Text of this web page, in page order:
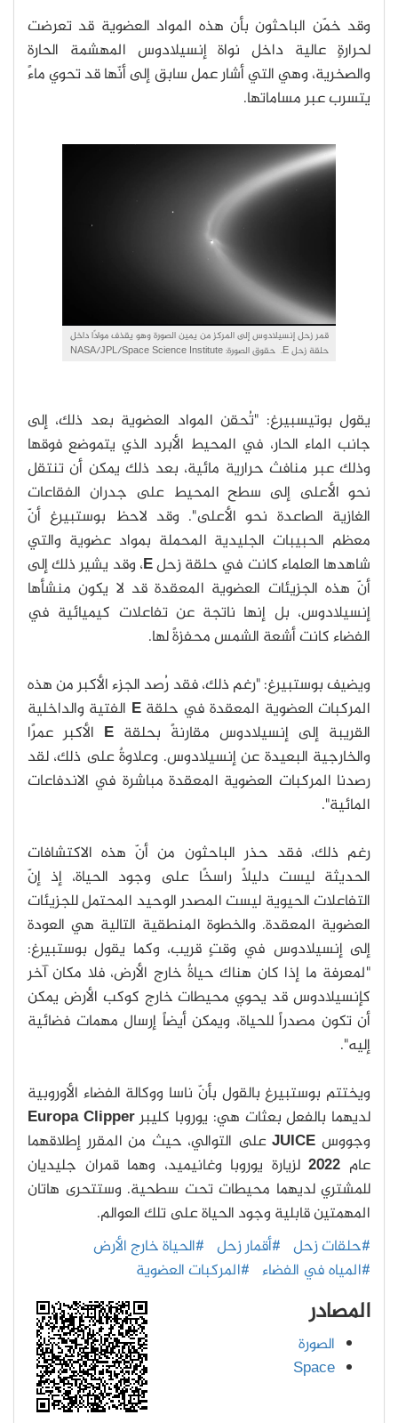
وقد خمّن الباحثون بأن هذه المواد العضوية قد تعرضت
لحرارةٍ عالية داخل نواة إنسيلادوس المهشمة الحارة
والصخرية، وهي التي أشار عمل سابق إلى أنّها قد تحوي ماءً
يتسرب عبر مساماتها.
قمر زحل إنسيلادوس إلى المركز من يمين الصورة وهو يقذف موادًا داخل
حلقة زحل E. حقوق الصورة: NASA/JPL/Space Science Institute
يقول بوتيسبيرغ: "تُحقن المواد العضوية بعد ذلك، إلى
جانب الماء الحار، في المحيط الأبرد الذي يتموضع فوقها
وذلك عبر منافث حرارية مائية، بعد ذلك يمكن أن تنتقل
نحو الأعلى إلى سطح المحيط على جدران الفقاعات
الغازية الصاعدة نحو الأعلى". وقد لاحظ بوستبيرغ أنّ
معظم الحبيبات الجليدية المحملة بمواد عضوية والتي
شاهدها العلماء كانت في حلقة زحلE ، وقد يشير ذلك إلى
أنّ هذه الجزيئات العضوية المعقدة قد لا يكون منشأها
إنسيلادوس، بل إنها ناتجة عن تفاعلات كيميائية في
الفضاء كانت أشعة الشمس محفزةً لها.
ويضيف بوستبيرغ: "رغم ذلك، فقد رُصد الجزء الأكبر من هذه
المركبات العضوية المعقدة في حلقةE الفتية والداخلية
القريبة إلى إنسيلادوس مقارنةً بحلقة E الأكبر عمرًا
والخارجية البعيدة عن إنسيلادوس. وعلاوةٌ على ذلك، لقد
رصدنا المركبات العضوية المعقدة مباشرة في الاندفاعات
المائية".
رغم ذلك، فقد حذر الباحثون من أنّ هذه الاكتشافات
الحديثة ليست دليلاً راسخًا على وجود الحياة، إذ إنّ
التفاعلات الحيوية ليست المصدر الوحيد المحتمل للجزيئات
العضوية المعقدة. والخطوة المنطقية التالية هي العودة
إلى إنسيلادوس في وقتٍ قريب، وكما يقول بوستبيرغ:
"لمعرفة ما إذا كان هناك حياةٌ خارج الأرض، فلا مكان آخر
كإنسيلادوس قد يحوي محيطات خارج كوكب الأرض يمكن
أن تكون مصدراً للحياة، ويمكن أيضاً إرسال مهمات فضائية
إليه".
ويختتم بوستبيرغ بالقول بأنّ ناسا ووكالة الفضاء الأوروبية
لديهما بالفعل بعثات هي: يوروبا كليبرEuropa Clipper
وجووس JUICE على التوالي، حيث من المقرر إطلاقهما
عام 2022لزيارة يوروبا وغانيميد، وهما قمران جليديان
للمشتري لديهما محيطات تحت سطحية. وستتحرى هاتان
المهمتين قابلية وجود الحياة على تلك العوالم.
#حلقات زحل #أقمار زحل #الحياة خارج الأرض
#المياه في الفضاء #المركبات العضوية
المصادر
الصورة
Space